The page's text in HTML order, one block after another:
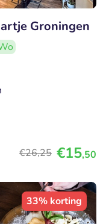
Groningen
€26,25 €15,50
33% korting